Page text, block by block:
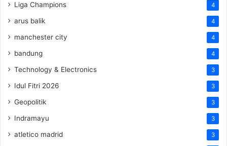
Liga Champions 4
arus balik 4
manchester city 4
bandung 4
Technology & Electronics 3
Idul Fitri 2026 3
Geopolitik 3
Indramayu 3
atletico madrid 3